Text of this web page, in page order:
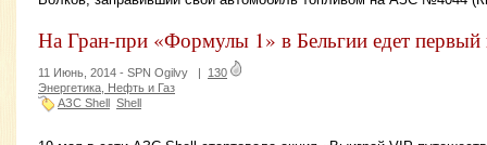
На Гран-при «Формулы 1» в Бельгии едет первый
11 Июнь, 2014 - SPN Ogilvy | 130
Энергетика, Нефть и Газ
АЗС Shell Shell